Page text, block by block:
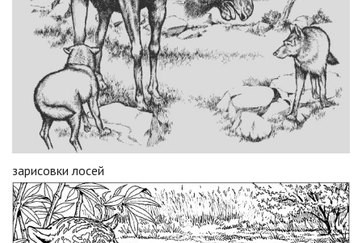
зарисовки лосей